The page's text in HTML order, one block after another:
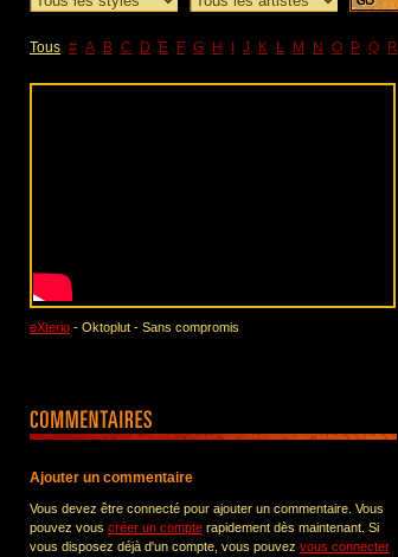
Tous # A B C D E F G H J K L M N O P Q R
eXterio - Oktoplut - Sans compromis
Ajouter un commentaire
Vous devez être connecté pour ajouter un commentaire. Vous
pouvez vous créer un compte rapidement dès maintenant. Si
vous disposez déjà d'un compte, vous pouvez vous connecter